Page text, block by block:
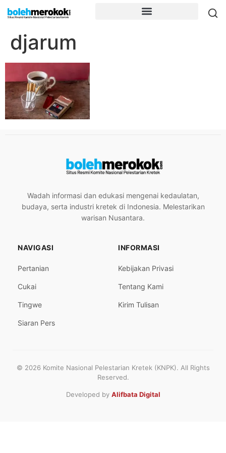
djarum
Wadah informasi dan edukasi mengenai kedaulatan,
budaya, serta industri kretek di Indonesia. Melestarikan
warisan Nusantara.
NAVIGASI
Pertanian
Cukai
Tingwe
Siaran Pers
INFORMASI
Kebijakan Privasi
Tentang Kami
Kirim Tulisan
© 2026 Komite Nasional Pelestarian Kretek (KNPK). All Rights
Reserved.
Developed by Alifbata Digital